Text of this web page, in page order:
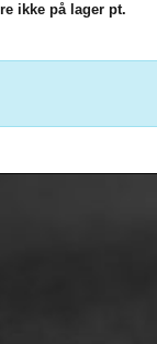
ikke på lager pt.